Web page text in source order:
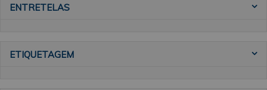
ENTRETELAS
ETIQUETAGEM